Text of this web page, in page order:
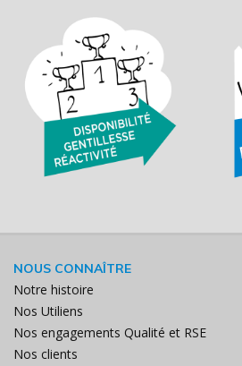
NOUS CONNAÎTRE
Notre histoire
Nos Utiliens
Nos engagements Qualité et RSE
Nos clients